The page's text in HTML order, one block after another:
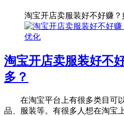
淘宝开店卖服装好不好赚？
优化
淘宝开店卖服装好不
多？
在淘宝平台上有很多类目可
品、服装等。有很多人想在淘宝